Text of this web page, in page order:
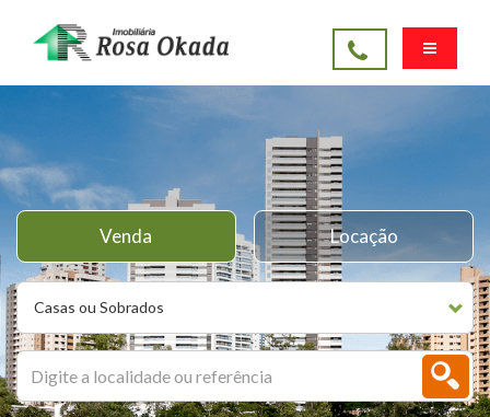
Casas ou Sobrados
Venda Locação